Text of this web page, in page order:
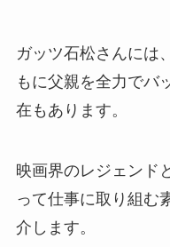
ガッツ石松さんには
もに父親を全力でバ
在もあります。
映画界のレジェンド
って仕事に取り組む
介します。